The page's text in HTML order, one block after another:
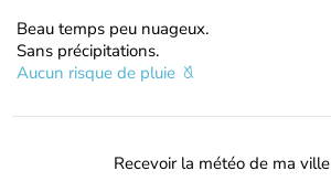
Beau temps peu nuageux.
Sans précipitations.
Aucun risque de pluie
Recevoir la météo de ma ville